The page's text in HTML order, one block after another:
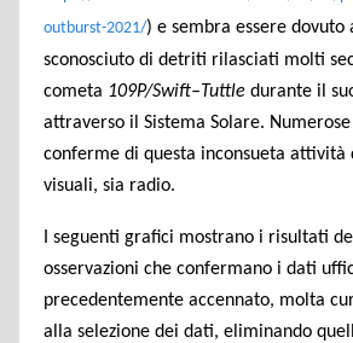
outburst-2021/) e sembra essere dovuto
sconosciuto di detriti rilasciati molti
cometa 109P/Swift–Tuttle durante il
attraverso il Sistema Solare.
conferme di questa inconsueta attività
visuali, sia radio.
I seguenti grafici mostrano i risultati
osservazioni che confermano i dati
precedentemente accennato, molta
alla selezione dei dati, eliminando